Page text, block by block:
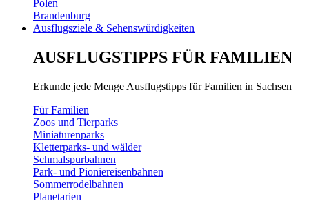
Polen
Brandenburg
Ausflugsziele & Sehenswürdigkeiten
AUSFLUGSTIPPS FÜR FAMILIEN
Erkunde jede Menge Ausflugstipps für Familien in Sachsen
Für Familien
Zoos und Tierparks
Miniaturenparks
Kletterparks- und wälder
Schmalspurbahnen
Park- und Pioniereisenbahnen
Sommerrodelbahnen
Planetarien